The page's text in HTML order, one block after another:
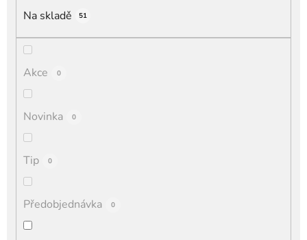
Na skladě 51
Akce 0
Novinka 0
Tip 0
Předobjednávka 0